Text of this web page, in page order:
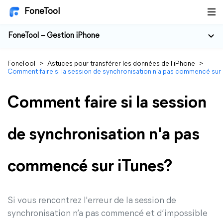
FoneTool
FoneTool – Gestion iPhone
FoneTool > Astuces pour transférer les données de l'iPhone
>
Comment faire si la session de synchronisation n'a pas commencé sur
Comment faire si la session
de synchronisation n'a pas
commencé sur iTunes?
Si vous rencontrez l'erreur de la session de
synchronisation n’a pas commencé et d’impossible